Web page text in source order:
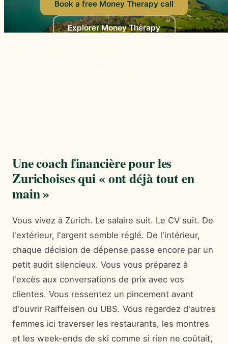
Book a free Money Therapy call
Explorer Money Therapy
Une coach financière pour les
Zurichoises qui « ont déjà tout en
main »
Vous vivez à Zurich. Le salaire suit. Le CV suit. De
l'extérieur, l'argent semble réglé. De l'intérieur,
chaque décision de dépense passe encore par un
petit audit silencieux. Vous vous préparez à
l'excès aux conversations de prix avec vos
clientes. Vous ressentez un pincement avant
d'ouvrir Raiffeisen ou UBS. Vous regardez d'autres
femmes ici traverser les restaurants, les montres
et les week-ends de ski comme si rien ne coûtait,